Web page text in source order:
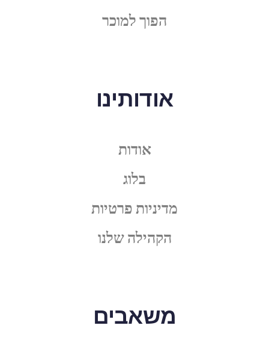
הפוך למוכר
אודותינו
אודות
בלוג
מדיניות פרטיות
הקהילה שלנו
משאבים